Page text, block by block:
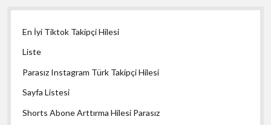
En İyi Tiktok Takipçi Hilesi
Liste
Parasız Instagram Türk Takipçi Hilesi
Sayfa Listesi
Shorts Abone Arttırma Hilesi Parasız